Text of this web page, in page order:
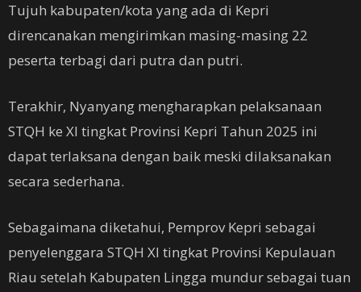
Tujuh kabupaten/kota yang ada di Kepri
direncanakan mengirimkan masing-masing 22
peserta terbagi dari putra dan putri.
Terakhir, Nyanyang mengharapkan pelaksanaan
STQH ke XI tingkat Provinsi Kepri Tahun 2025 ini
dapat terlaksana dengan baik meski dilaksanakan
secara sederhana.
Sebagaimana diketahui, Pemprov Kepri sebagai
penyelenggara STQH XI tingkat Provinsi Kepulauan
Riau setelah Kabupaten Lingga mundur sebagai tuan